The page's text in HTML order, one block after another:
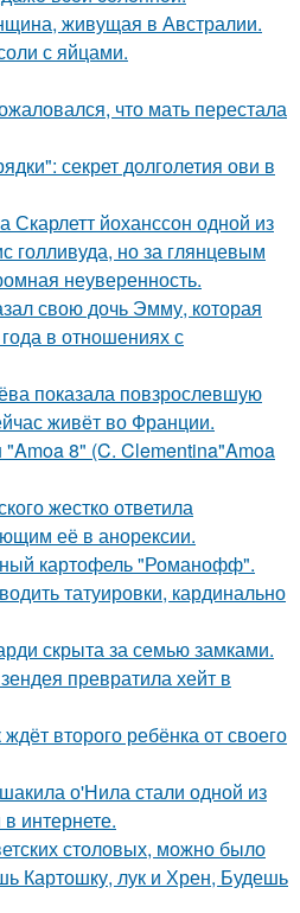
живущая в Австралии.
с яйцами.
что мать перестала
секрет долголетия ови в
Скарлетт йоханссон одной из
голливуда, но за глянцевым
неуверенность.
свою дочь Эмму, которая
в отношениях с
показала повзрослевшую
живёт во Франции.
8" (C. Clementina"Amoa
жестко ответила
её в анорексии.
картофель "Романофф".
татуировки, кардинально
скрыта за семью замками.
превратила хейт в
второго ребёнка от своего
о'Нила стали одной из
интернете.
столовых, можно было
Картошку, лук и Хрен, Будешь